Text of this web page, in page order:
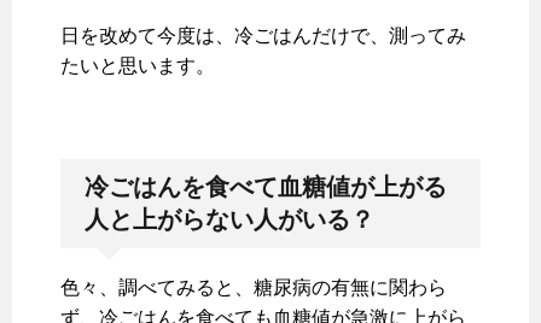
日を改めて今度は、冷ごはんだけで、測ってみ
たいと思います。
冷ごはんを食べて血糖値が上がる
人と上がらない人がいる？
色々、調べてみると、糖尿病の有無に関わら
ず、冷ごはんを食べても血糖値が急激に上がら